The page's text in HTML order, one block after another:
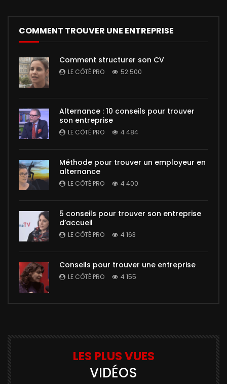
COMMENT TROUVER UNE ENTREPRISE
Comment structurer son CV
LE CÔTÉ PRO 52 500
Alternance : 10 conseils pour trouver
son entreprise
LE CÔTÉ PRO 4 484
Méthode pour trouver un employeur en
alternance
LE CÔTÉ PRO 4 400
5 conseils pour trouver son entreprise
d’accueil
LE CÔTÉ PRO 4 163
Conseils pour trouver une entreprise
LE CÔTÉ PRO 4 155
LES PLUS VUES
VIDÉOS